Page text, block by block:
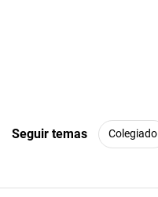
Seguir temas Colegiado